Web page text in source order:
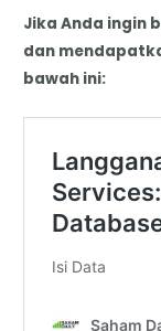
Jika Anda ingin
dan
bawah ini: